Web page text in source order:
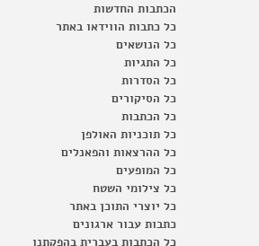
הכתבות החדשות
כל כתבות הווידאו באתר
כל הנושאים
כל התגיות
כל הסדרות
כל הסיקורים
כל הכתבות
כל תוכניות האולפן
כל ההרצאות והפאנלים
כל המופעים
כל צילומי השטח
כל יוצרי התוכן באתר
כתבות עבור ארגונים
כל הכתבות בעברית בהפקתנו